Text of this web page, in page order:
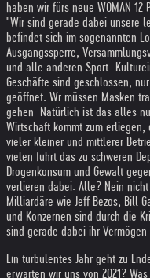
haben wir fürs neue WOMAN
"Wir sind gerade dabei unsere
befindet sich im sogenannten
Ausgangssperre,
und alle anderen Sport-
Geschäfte sind geschlossen,
geöffnet. Wr müssen Masken
gehen. Natürlich ist das alles
Wirtschaft kommt zum
vieler kleiner und mittlerer
vielen führt das zu schweren
Drogenkonsum und Gewalt
verlieren dabei. Alle? Nein
Milliardäre wie Jeff Bezos, Bill
und Konzernen sind durch die
sind gerade dabei ihr
Ein turbulentes Jahr geht zu
erwarten wir uns von 2021?